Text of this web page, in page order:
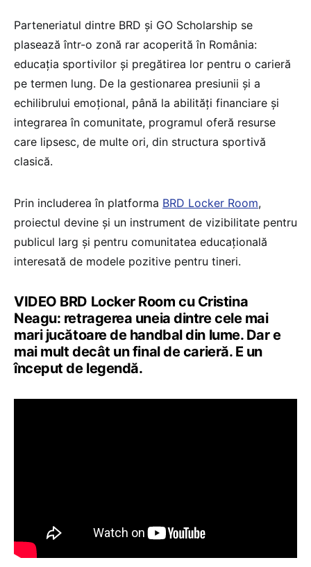
Parteneriatul dintre BRD și GO Scholarship se
plasează într-o zonă rar acoperită în România:
educația sportivilor și pregătirea lor pentru o carieră
pe termen lung. De la gestionarea presiunii și a
echilibrului emoțional, până la abilități financiare și
integrarea în comunitate, programul oferă resurse
care lipsesc, de multe ori, din structura sportivă
clasică.
Prin includerea în platforma BRD Locker Room,
proiectul devine și un instrument de vizibilitate pentru
publicul larg și pentru comunitatea educațională
interesată de modele pozitive pentru tineri.
VIDEO BRD Locker Room cu Cristina
Neagu: retragerea uneia dintre cele mai
mari jucătoare de handbal din lume. Dar e
mai mult decât un final de carieră. E un
început de legendă.